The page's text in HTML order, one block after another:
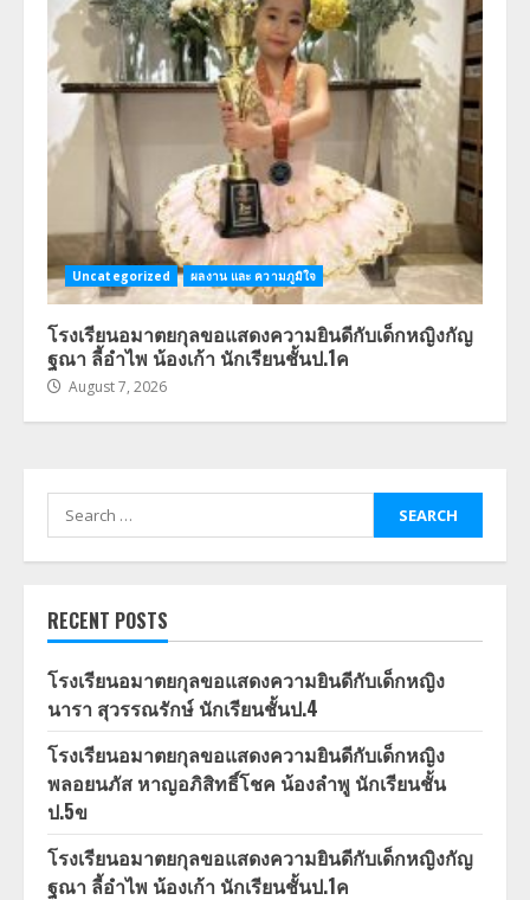
Uncategorized ผลงาน และ ความภูมิใจ
โรงเรียนอมาตยกุลขอแสดงความยินดีกับเด็กหญิงกัญ
ฐณา ลี้อำไพ น้องเก้า นักเรียนชั้นป.1ค
August 7, 2026
Search
for:
RECENT POSTS
โรงเรียนอมาตยกุลขอแสดงความยินดีกับเด็กหญิง
นารา สุวรรณรักษ์ นักเรียนชั้นป.4
โรงเรียนอมาตยกุลขอแสดงความยินดีกับเด็กหญิง
พลอยนภัส หาญอภิสิทธิ์โชค น้องลำพู นักเรียนชั้น
ป.5ข
โรงเรียนอมาตยกุลขอแสดงความยินดีกับเด็กหญิงกัญ
ฐณา ลี้อำไพ น้องเก้า นักเรียนชั้นป.1ค